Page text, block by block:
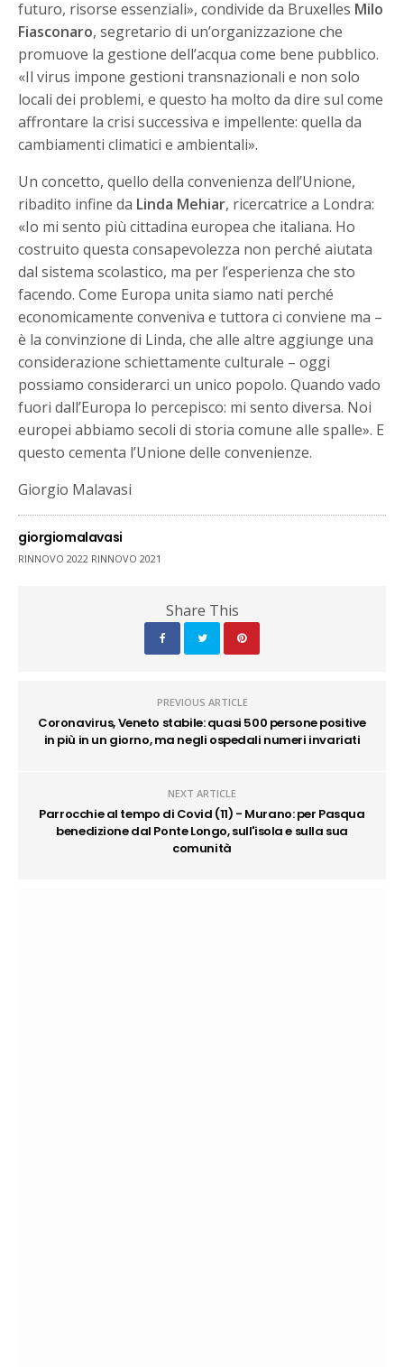
futuro, risorse essenziali», condivide da Bruxelles Milo
Fiasconaro, segretario di un’organizzazione che
promuove la gestione dell’acqua come bene pubblico.
«Il virus impone gestioni transnazionali e non solo
locali dei problemi, e questo ha molto da dire sul come
affrontare la crisi successiva e impellente: quella da
cambiamenti climatici e ambientali».
Un concetto, quello della convenienza dell’Unione,
ribadito infine da Linda Mehiar, ricercatrice a Londra:
«Io mi sento più cittadina europea che italiana. Ho
costruito questa consapevolezza non perché aiutata
dal sistema scolastico, ma per l’esperienza che sto
facendo. Come Europa unita siamo nati perché
economicamente conveniva e tuttora ci conviene ma –
è la convinzione di Linda, che alle altre aggiunge una
considerazione schiettamente culturale – oggi
possiamo considerarci un unico popolo. Quando vado
fuori dall’Europa lo percepisco: mi sento diversa. Noi
europei abbiamo secoli di storia comune alle spalle». E
questo cementa l’Unione delle convenienze.
Giorgio Malavasi
giorgiomalavasi
RINNOVO 2022 RINNOVO 2021
Share This
PREVIOUS ARTICLE
Coronavirus, Veneto stabile: quasi 500 persone positive
in più in un giorno, ma negli ospedali numeri invariati
NEXT ARTICLE
Parrocchie al tempo di Covid (11) - Murano: per Pasqua
benedizione dal Ponte Longo, sull'isola e sulla sua
comunità